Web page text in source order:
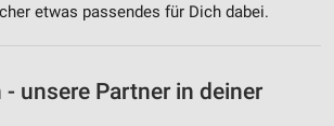
etwas passendes für Dich dabei.
- unsere Partner in deiner